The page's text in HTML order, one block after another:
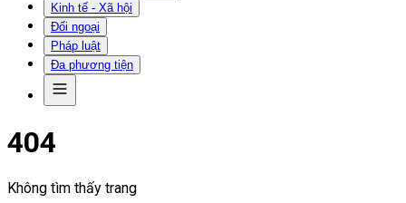
Kinh tế - Xã hội
Đối ngoại
Pháp luật
Đa phương tiện
404
Không tìm thấy trang